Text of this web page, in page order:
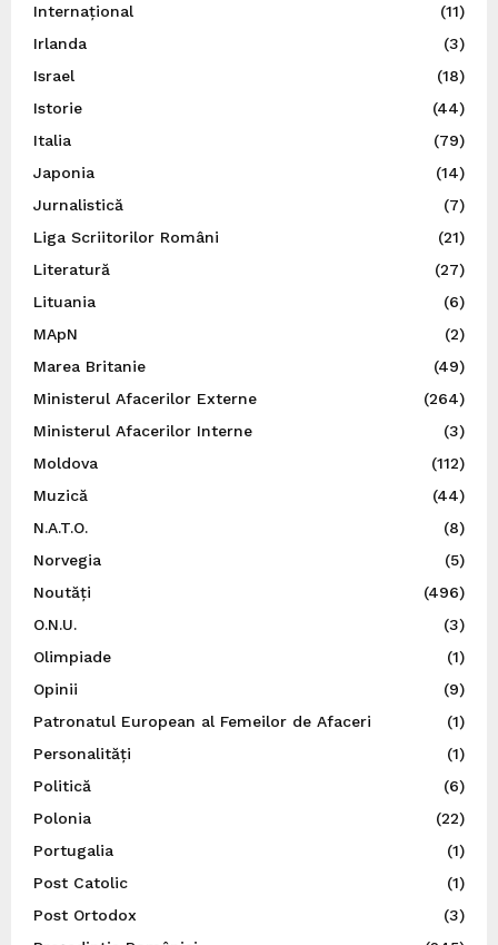
Internațional
(11)
Irlanda
(3)
Israel
(18)
Istorie
(44)
Italia
(79)
Japonia
(14)
Jurnalistică
(7)
Liga Scriitorilor Români
(21)
Literatură
(27)
Lituania
(6)
MApN
(2)
Marea Britanie
(49)
Ministerul Afacerilor Externe
(264)
Ministerul Afacerilor Interne
(3)
Moldova
(112)
Muzică
(44)
N.A.T.O.
(8)
Norvegia
(5)
Noutăți
(496)
O.N.U.
(3)
Olimpiade
(1)
Opinii
(9)
Patronatul European al Femeilor de Afaceri
(1)
Personalități
(1)
Politică
(6)
Polonia
(22)
Portugalia
(1)
Post Catolic
(1)
Post Ortodox
(3)